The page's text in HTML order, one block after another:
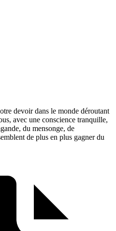
devoir dans le monde déroutant
avec une conscience tranquille,
du mensonge, de
de plus en plus gagner du